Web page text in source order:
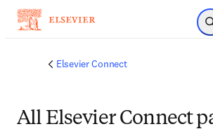
Saltar al
Elsevier Connect
All Elsevier Connect